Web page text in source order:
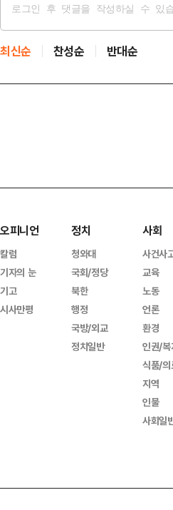
최신순 찬성순 반대순
오피니언
칼럼
기자의 눈
기고
시사만평
정치
청와대
국회/정당
북한
행정
국방/외교
정치일반
사회
사건사
교육
노동
언론
환경
인권/복
식품/의
지역
인물
사회일